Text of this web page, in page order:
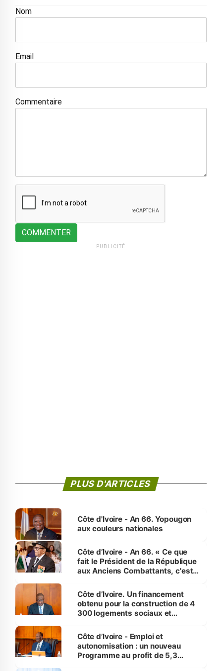
Nom
Email
Commentaire
COMMENTER
PUBLICITÉ
PLUS D'ARTICLES
Côte d'Ivoire - An 66. Yopougon
aux couleurs nationales
Côte d’Ivoire - An 66. « Ce que
fait le Président de la République
aux Anciens Combattants, c'est
Côte d’Ivoire. Un financement
obtenu pour la construction de 4
300 logements sociaux et
et Yamoussoukro
Côte d’Ivoire - Emploi et
autonomisation : un nouveau
Programme au profit de 5,3